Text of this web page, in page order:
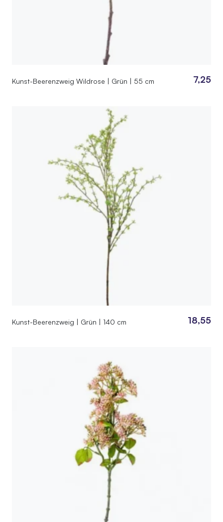
Kunst-Beerenzweig Wildrose | Grün | 55 cm 7,25
Kunst-Beerenzweig | Grün | 140 cm 18,55